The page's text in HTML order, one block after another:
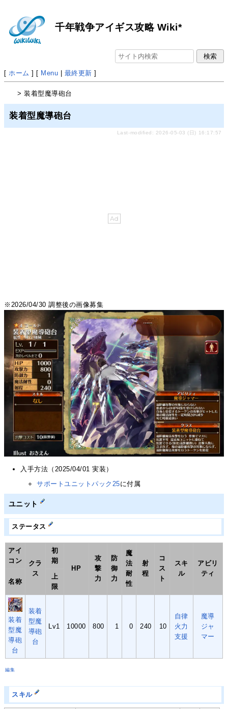
千年戦争アイギス攻略 Wiki*
[ ホーム ] [ Menu | 最終更新 ]
> 装着型魔導砲台
装着型魔導砲台
Last-modified: 2026-05-03 (日) 16:17:57
※2026/04/30 調整後の画像募集
入手方法（2025/04/01 実装）
サポートユニットパック25に付属
ユニット
ステータス
アイ
コン
クラ
ス
初
期
HP
攻
撃
力
防
御
力
魔
法
耐
性
射
程
コ
ス
ト
スキ
ル
アビリ
ティ
名称
上
限
装着
型魔
導砲
台
装着
型魔
導砲
台
Lv1 10000 800 1 0 240 10
自律
火力
支援
魔導
ジャ
マー
編集
スキル